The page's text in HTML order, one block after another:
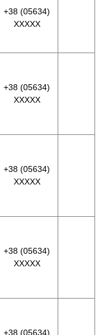
+38 (05634)
XXXXX
+38 (05634)
XXXXX
+38 (05634)
XXXXX
+38 (05634)
XXXXX
+38 (05634)